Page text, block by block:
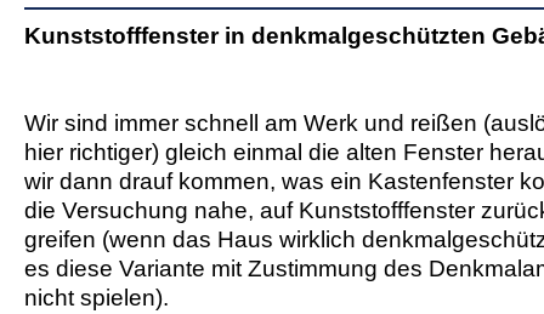
Kunststofffenster in denkmalgeschützten
Wir sind immer schnell am Werk und reißen
hier richtiger) gleich einmal die alten Fenster
wir dann drauf kommen, was ein Kastenfenster
die Versuchung nahe, auf Kunststofffenster
greifen (wenn das Haus wirklich
es diese Variante mit Zustimmung des
nicht spielen).